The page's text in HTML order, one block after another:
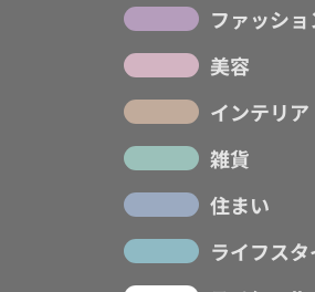
ファッショ
美容
インテリア
雑貨
住まい
ライフス